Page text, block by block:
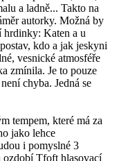
a ladně... Takto na
autorky. Možná by
hrdinky: Katen a u
kdo a jak jeskyni
vesnické atmosféře
zmínila. Je to pouze
chyba. Jedná se
tempem, které má za
jako lehce
i pomyslné 3
ozdobí Tfoft hlasovací